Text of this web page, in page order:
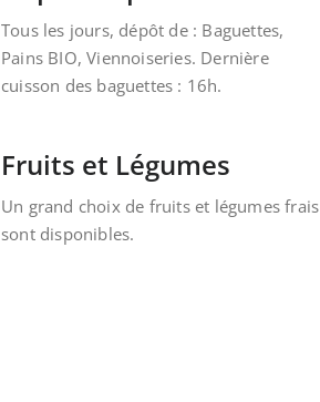
Tous les jours, dépôt de : Baguettes,
Pains BIO, Viennoiseries. Dernière
cuisson des baguettes : 16h.
Fruits et Légumes
Un grand choix de fruits et légumes frais
sont disponibles.